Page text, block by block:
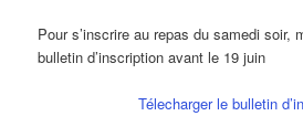
Pour s’inscrire au repas du samedi soir,
bulletin d’inscription avant le 19 juin
Télecharger le bulletin